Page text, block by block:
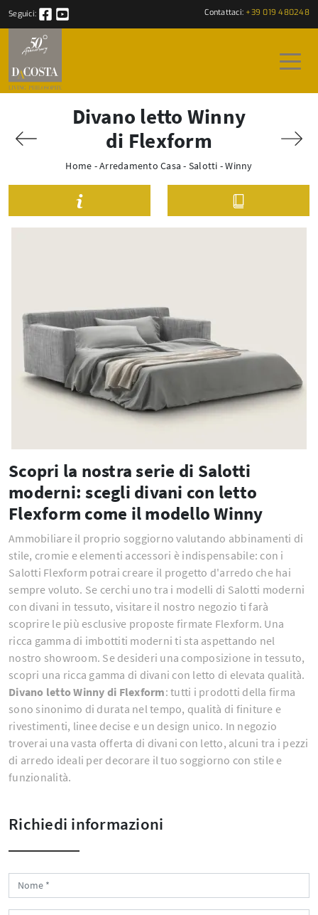
Seguici: Contattaci: +39 019 480248
Divano letto Winny
di Flexform
Home -Arredamento Casa - Salotti -Winny
Scopri la nostra serie di Salotti
moderni: scegli divani con letto
Flexform come il modello Winny
Ammobiliare il proprio soggiorno valutando abbinamenti di
stile, cromie e elementi accessori è indispensabile: con i
Salotti Flexform potrai creare il progetto d'arredo che hai
sempre voluto. Se cerchi uno tra i modelli di Salotti moderni
con divani in tessuto, visitare il nostro negozio ti farà
scoprire le più esclusive proposte firmate Flexform. Una
ricca gamma di imbottiti moderni ti sta aspettando nel
nostro showroom. Se desideri una composizione in tessuto,
scopri una ricca gamma di divani con letto di elevata qualità.
Divano letto Winny di Flexform: tutti i prodotti della firma
sono sinonimo di durata nel tempo, qualità di finiture e
rivestimenti, linee decise e un design unico. In negozio
troverai una vasta offerta di divani con letto, alcuni tra i pezzi
di arredo ideali per decorare il tuo soggiorno con stile e
funzionalità.
Richiedi informazioni